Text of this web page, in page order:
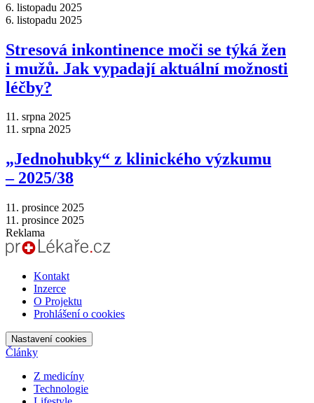
6. listopadu 2025
6. listopadu 2025
Stresová inkontinence moči se týká žen
i mužů. Jak vypadají aktuální možnosti
léčby?
11. srpna 2025
11. srpna 2025
„Jednohubky“ z klinického výzkumu
–⁠ 2025/38
11. prosince 2025
11. prosince 2025
Reklama
Kontakt
Inzerce
O Projektu
Prohlášení o cookies
Nastavení cookies
Články
Z medicíny
Technologie